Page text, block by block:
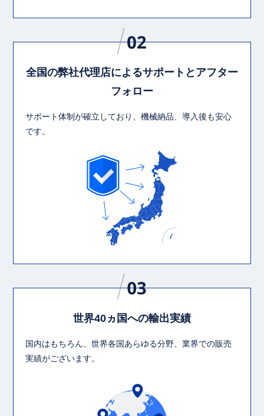
全国の弊社代理店によるサポートとアフター
フォロー
サポート体制が確立しており、機械納品、導入後も安心
です。
世界40ヵ国への輸出実績
国内はもちろん、世界各国あらゆる分野、業界での販売
実績がございます。